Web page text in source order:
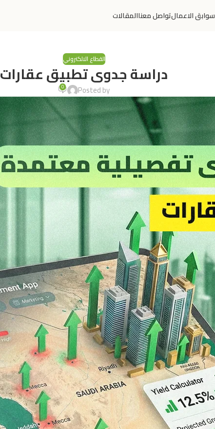
سوابق الاعمالتواصل معناالمقالات
القطاع الالكتروني
دراسة جدوى تطبيق عقارات
Posted by
0